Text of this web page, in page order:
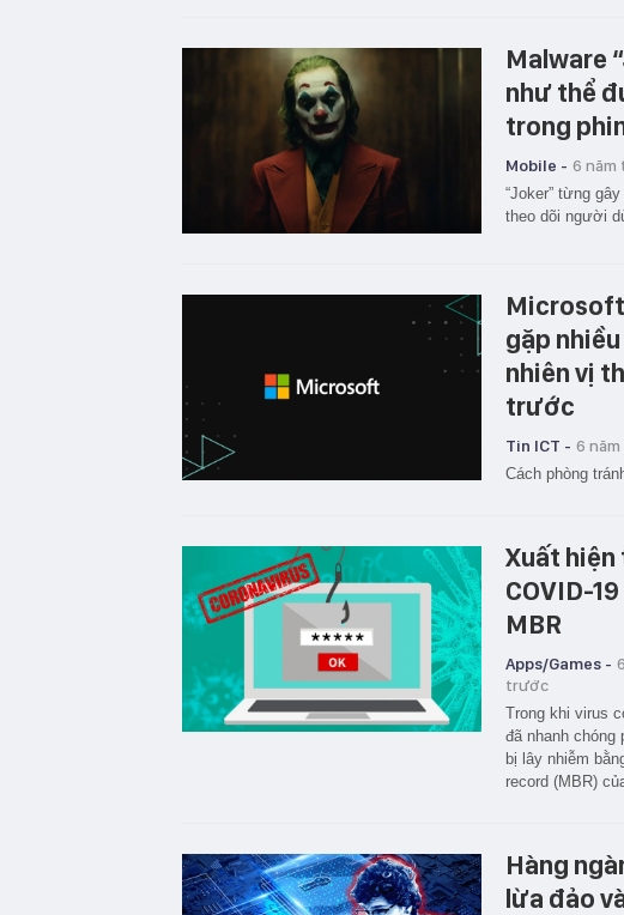
Malware
như thể
trong
Mobile - 6
“Joker” từng
theo dõi người
gặp
nhiên vị
trước
Tin ICT - 6
Cách phòng
Xuất
COVID-
MBR
Apps/Games -
trước
Trong khi virus
đã nhanh chóng
bị lây nhiễm
record (MBR)
Hàng
lừa đảo